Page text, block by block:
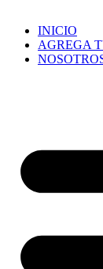
INICIO
AGREGA